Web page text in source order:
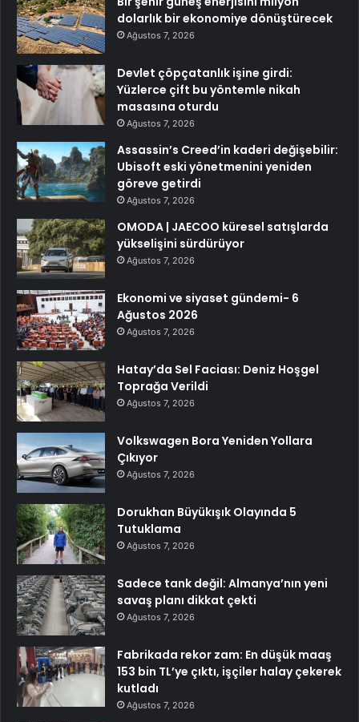
dolarlık bir ekonomiye dönüştürecek
Ağustos 7, 2026
Devlet çöpçatanlık işine girdi:
Yüzlerce çift bu yöntemle nikah
masasına oturdu
Ağustos 7, 2026
Assassin’s Creed’in kaderi değişebilir:
Ubisoft eski yönetmenini yeniden
göreve getirdi
Ağustos 7, 2026
OMODA | JAECOO küresel satışlarda
yükselişini sürdürüyor
Ağustos 7, 2026
Ekonomi ve siyaset gündemi- 6
Ağustos 2026
Ağustos 7, 2026
Hatay’da Sel Faciası: Deniz Hoşgel
Toprağa Verildi
Ağustos 7, 2026
Volkswagen Bora Yeniden Yollara
Çıkıyor
Ağustos 7, 2026
Dorukhan Büyükışık Olayında 5
Tutuklama
Ağustos 7, 2026
Sadece tank değil: Almanya’nın yeni
savaş planı dikkat çekti
Ağustos 7, 2026
Fabrikada rekor zam: En düşük maaş
153 bin TL’ye çıktı, işçiler halay çekerek
kutladı
Ağustos 7, 2026